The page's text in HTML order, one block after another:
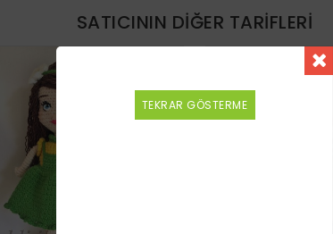
SATICININ DIĞER TARIFLERI
TEKRAR GÖSTERME